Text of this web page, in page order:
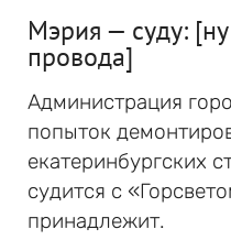
Мэрия — суду: [ну
провода]
Администрация
попыток
екатеринбургских
судится с
принадлежит.